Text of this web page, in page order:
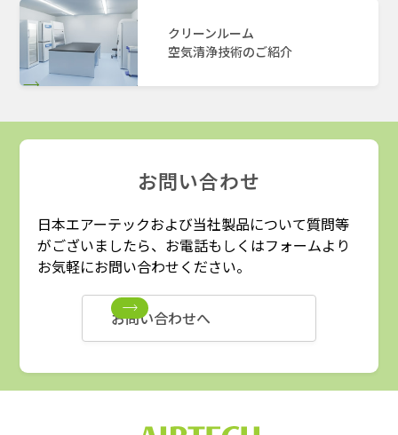
クリーンルーム
空気清浄技術のご紹介
お問い合わせ
日本エアーテックおよび当社製品について質問等
がございましたら、お電話もしくはフォームより
お気軽にお問い合わせください。
お問い合わせへ